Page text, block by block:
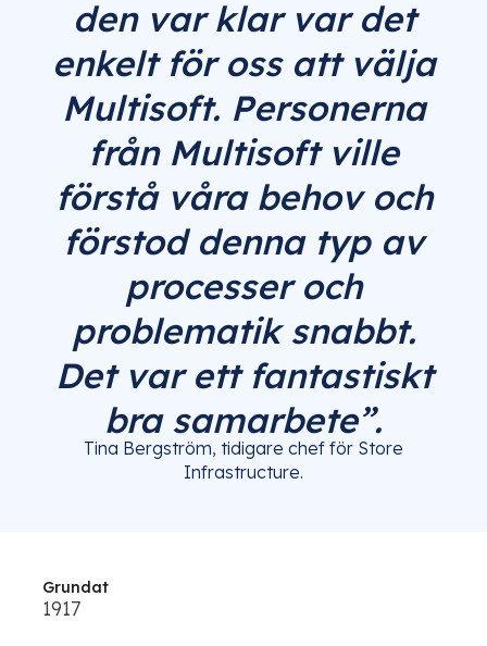
den var klar var det
enkelt för oss att välja
Multisoft. Personerna
från Multisoft ville
förstå våra behov och
förstod denna typ av
processer och
problematik snabbt.
Det var ett fantastiskt
bra samarbete”.
Tina Bergström, tidigare chef för Store
Infrastructure.
Grundat
1917